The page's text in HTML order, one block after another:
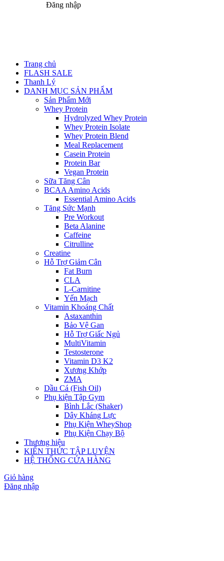
Đăng nhập
Trang chủ
FLASH SALE
Thanh Lý
DANH MỤC SẢN PHẨM
Sản Phẩm Mới
Whey Protein
Hydrolyzed Whey Protein
Whey Protein Isolate
Whey Protein Blend
Meal Replacement
Casein Protein
Protein Bar
Vegan Protein
Sữa Tăng Cân
BCAA Amino Acids
Essential Amino Acids
Tăng Sức Mạnh
Pre Workout
Beta Alanine
Caffeine
Citrulline
Creatine
Hỗ Trợ Giảm Cân
Fat Burn
CLA
L-Carnitine
Yến Mạch
Vitamin Khoáng Chất
Astaxanthin
Bảo Vệ Gan
Hỗ Trợ Giấc Ngủ
MultiVitamin
Testosterone
Vitamin D3 K2
Xương Khớp
ZMA
Dầu Cá (Fish Oil)
Phụ kiện Tập Gym
Bình Lắc (Shaker)
Dây Kháng Lực
Phụ Kiện WheyShop
Phụ Kiện Chạy Bộ
Thương hiệu
KIẾN THỨC TẬP LUYỆN
HỆ THỐNG CỬA HÀNG
Giỏ hàng
Đăng nhập